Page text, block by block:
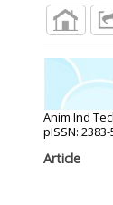
Anim Ind
pISSN:
Article